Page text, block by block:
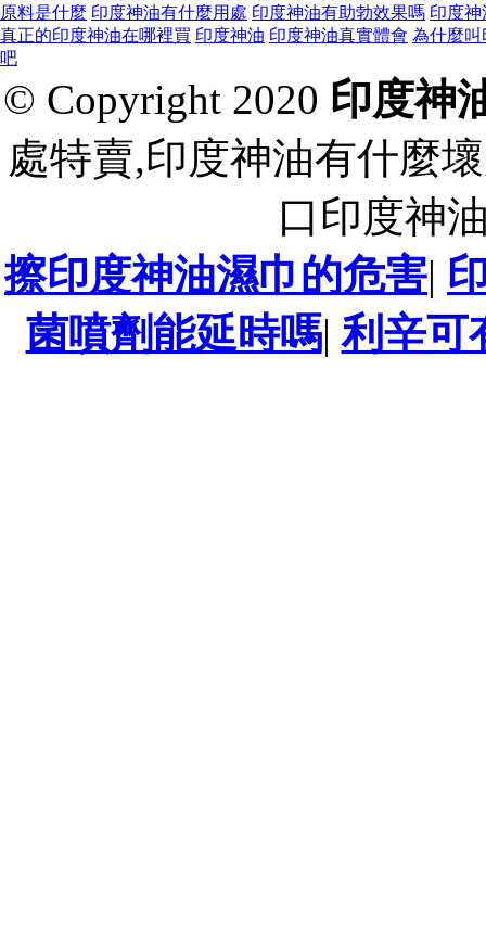
原料是什麼 印度神油有什麼用處 印度神油有助勃效果嗎 印度
真正的印度神油在哪裡買 印度神油 印度神油真實體會 為什麼叫
吧
© Copyright 2020 印度神
處特賣,印度神油有什麼
口印度神
擦印度神油濕巾的危害|
菌噴劑能延時嗎|利辛可